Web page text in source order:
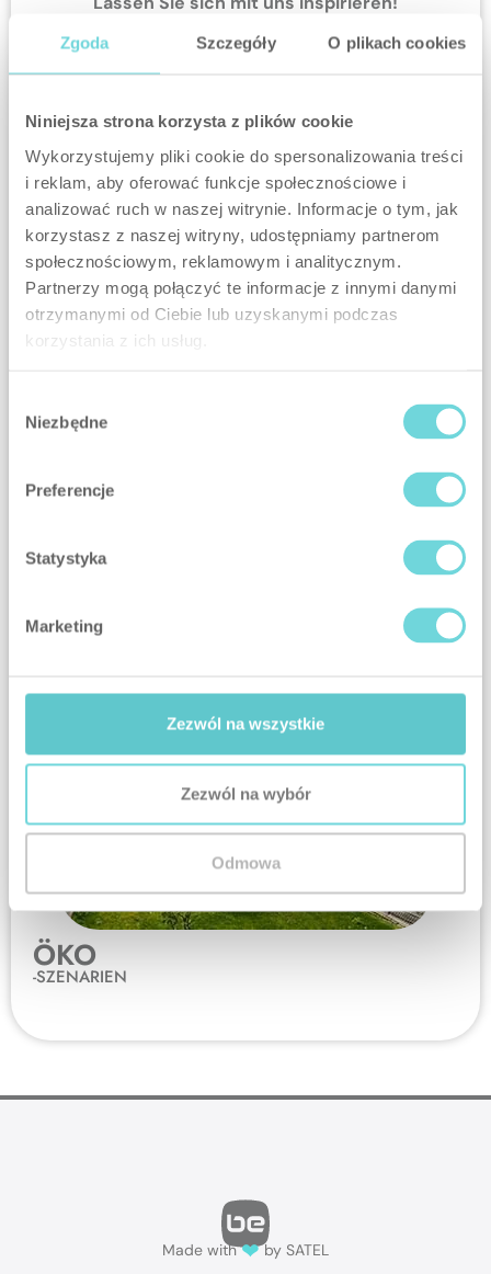
Zgoda Szczegóły O plikach cookies
Niniejsza strona korzysta z plików cookie
Wykorzystujemy pliki cookie do spersonalizowania treści
i reklam, aby oferować funkcje społecznościowe i
analizować ruch w naszej witrynie. Informacje o tym, jak
korzystasz z naszej witryny, udostępniamy partnerom
społecznościowym, reklamowym i analitycznym.
Partnerzy mogą połączyć te informacje z innymi danymi
otrzymanymi od Ciebie lub uzyskanymi podczas
korzystania z ich usług.
zgody
Niezbędne
Preferencje
Statystyka
Marketing
Zezwól na wszystkie
Zezwól na wybór
Odmowa
SCHUTZ
-SZENARIEN
KLASSIK
-SZENARIEN
KOMFORT
ÖKO
-SZENARIEN
Made with❤by SATEL